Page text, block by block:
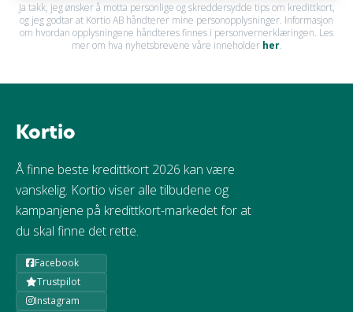
Ja takk, jeg ønsker å motta personlige og skreddersydde tips om kredittkort,
og jeg godtar at Kortio AB håndterer mine personopplysninger. Informasjon
om hvordan opplysningene håndteres finnes i personvernerklæringen. Les
mer om hva nyhetsbrevene våre inneholder her.
Kortio
Å finne beste kredittkort 2026 kan være
vanskelig. Kortio viser alle tilbudene og
kampanjene på kredittkort-markedet for at
du skal finne det rette.
Facebook
Trustpilot
Instagram